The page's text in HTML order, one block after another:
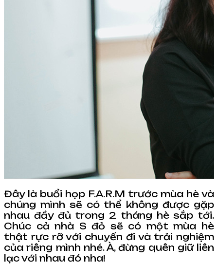
Đây là buổi họp F.A.R.M trước mùa hè và
chúng mình sẽ có thể không được gặp
nhau đầy đủ trong 2 tháng hè sắp tới.
Chúc cả nhà S đỏ sẽ có một mùa hè
thật rực rỡ với chuyến đi và trải nghiệm
của riêng mình nhé. À, đừng quên giữ liên
lạc với nhau đó nha!